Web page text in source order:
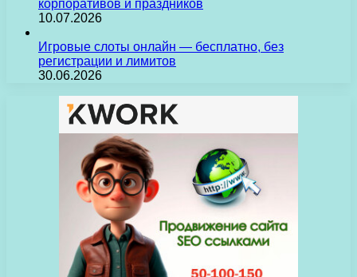
корпоративов и праздников
10.07.2026
Игровые слоты онлайн — бесплатно, без
регистрации и лимитов
30.06.2026